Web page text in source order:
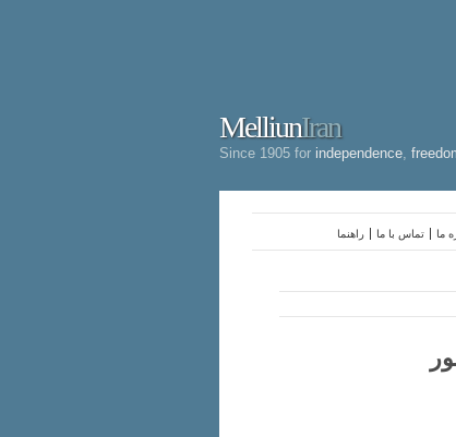
MelliunIran
Since 1905 for independence
راهنما تماس با ما ما